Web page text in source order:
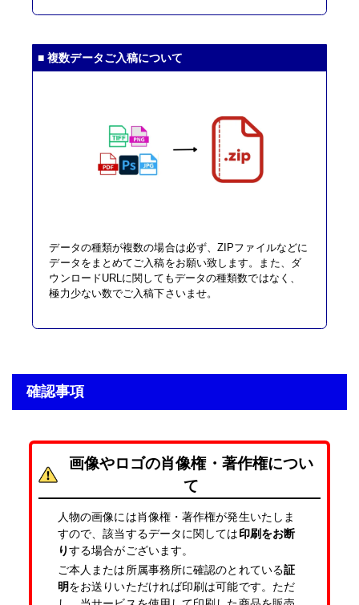
■ 複数データご入稿について
データの種類が複数の場合は必ず、ZIPファイルなどに
データをまとめてご入稿をお願い致します。また、ダ
ウンロードURLに関してもデータの種類数ではなく、
極力少ない数でご入稿下さいませ。
確認事項
画像やロゴの肖像権・著作権につい
て
人物の画像には肖像権・著作権が発生いたしま
すので、該当するデータに関しては印刷をお断
りする場合がございます。
ご本人または所属事務所に確認のとれている証
明をお送りいただければ印刷は可能です。ただ